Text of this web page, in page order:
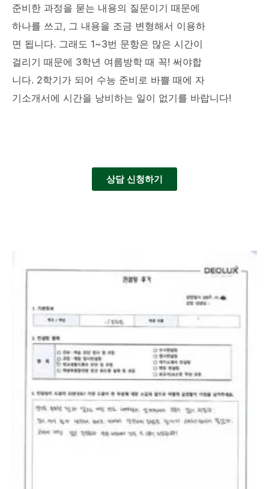
준비한 과정을 묻는 내용의 질문이기 때문에
하나를 쓰고, 그 내용을 조금 변형해서 이용하
면 됩니다. 그래도 1~3번 문항은 많은 시간이
걸리기 때문에 3학년 여름방학 때 꼭! 써야합
니다. 2학기가 되어 수능 준비로 바쁠 때에 자
기소개서에 시간을 낭비하는 일이 없기를 바랍니다!
상담 신청하기